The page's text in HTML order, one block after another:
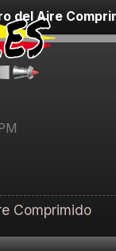
del Aire
Comprimido